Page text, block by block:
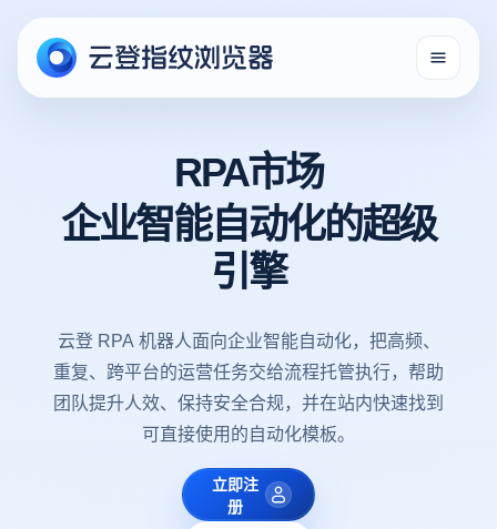
RPA市场
企业智能自动化的超级
引擎
云登 RPA 机器人面向企业智能自动化，把高频、
重复、跨平台的运营任务交给流程托管执行，帮助
团队提升人效、保持安全合规，并在站内快速找到
可直接使用的自动化模板。
立即注
册